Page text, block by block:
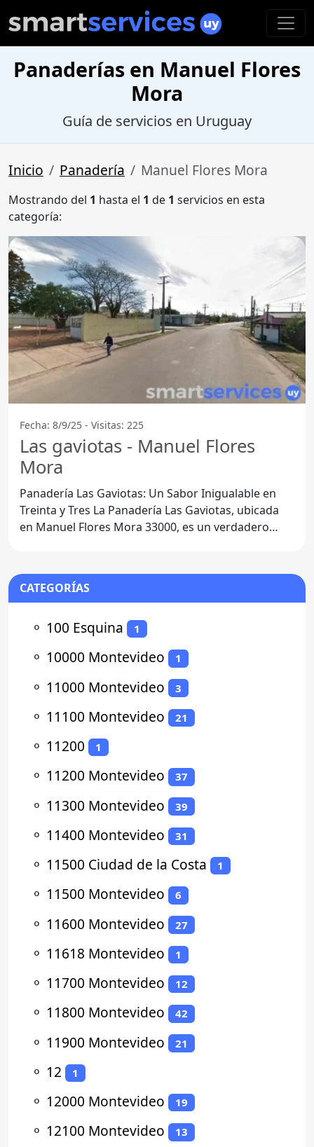
Panaderías en Manuel Flores
Mora
Guía de servicios en Uruguay
Inicio Panadería Manuel Flores Mora
Mostrando del 1 hasta el 1 de 1 servicios en esta
categoría:
Fecha: 8/9/25 - Visitas: 225
Las gaviotas - Manuel Flores
Mora
Panadería Las Gaviotas: Un Sabor Inigualable en
Treinta y Tres La Panadería Las Gaviotas, ubicada
en Manuel Flores Mora 33000, es un verdadero
CATEGORÍAS
⚬ 100 Esquina 1
⚬ 10000 Montevideo 1
⚬ 11000 Montevideo 3
⚬ 11100 Montevideo 21
⚬ 11200 1
⚬ 11200 Montevideo 37
⚬ 11300 Montevideo 39
⚬ 11400 Montevideo 31
⚬ 11500 Ciudad de la Costa 1
⚬ 11500 Montevideo 6
⚬ 11600 Montevideo 27
⚬ 11618 Montevideo 1
⚬ 11700 Montevideo 12
⚬ 11800 Montevideo 42
⚬ 11900 Montevideo 21
⚬ 12 1
⚬ 12000 Montevideo 19
⚬ 12100 Montevideo 13